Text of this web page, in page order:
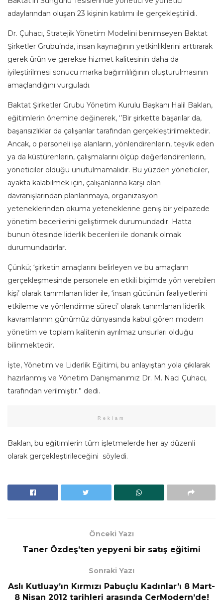
adaylarından oluşan 23 kişinin katılımı ile gerçekleştirildi.
Dr. Çuhacı, Stratejik Yönetim Modelini benimseyen Baktat
Şirketler Grubu’nda, insan kaynağının yetkinliklerini arttırarak
gerek ürün ve gerekse hizmet kalitesinin daha da
iyileştirilmesi sonucu marka bağımlılığının oluşturulmasının
amaçlandığını vurguladı.
Baktat Şirketler Grubu Yönetim Kurulu Başkanı Halil Baklan,
eğitimlerin önemine değinerek, ‘’Bir şirkette başarılar da,
başarısızlıklar da çalışanlar tarafından gerçekleştirilmektedir.
Ancak, o personeli işe alanların, yönlendirenlerin, teşvik eden
ya da küstürenlerin, çalışmalarını ölçüp değerlendirenlerin,
yöneticiler olduğu unutulmamalıdır. Bu yüzden yöneticiler,
ayakta kalabilmek için, çalışanlarına karşı olan
davranışlarından planlanmaya, organizasyon
yeteneklerinden okuma yeteneklerine geniş bir yelpazede
yönetim becerilerini geliştirmek durumundadır. Hatta
bunun ötesinde liderlik becerileri ile donanık olmak
durumundadırlar.
Çünkü; ‘şirketin amaçlarını belirleyen ve bu amaçların
gerçekleşmesinde personele en etkili biçimde yön verebilen
kişi’ olarak tanımlanan lider ile, ‘insan gücünün faaliyetlerini
etkileme ve yönlendirme süreci’ olarak tanımlanan liderlik
kavramlarının günümüz dünyasında kabul gören modern
yönetim ve toplam kalitenin ayrılmaz unsurları olduğu
bilinmektedir.
İşte, Yönetim ve Liderlik Eğitimi, bu anlayıştan yola çıkılarak
hazırlanmış ve Yönetim Danışmanımız Dr. M. Naci Çuhacı,
tarafından verilmiştir.” dedi.
Reklam
Baklan, bu eğitimlerin tüm işletmelerde her ay düzenli
olarak gerçekleştirileceğini söyledi.
Önceki Yazı
Taner Özdeş’ten yepyeni bir satış eğitimi
Sonraki Yazı
Aslı Kutluay’ın Kırmızı Pabuçlu Kadınlar’ı 8 Mart-
8 Nisan 2012 tarihleri arasında CerModern’de!